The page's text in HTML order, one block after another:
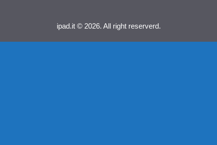
ipad.it © 2026. All right reserverd.